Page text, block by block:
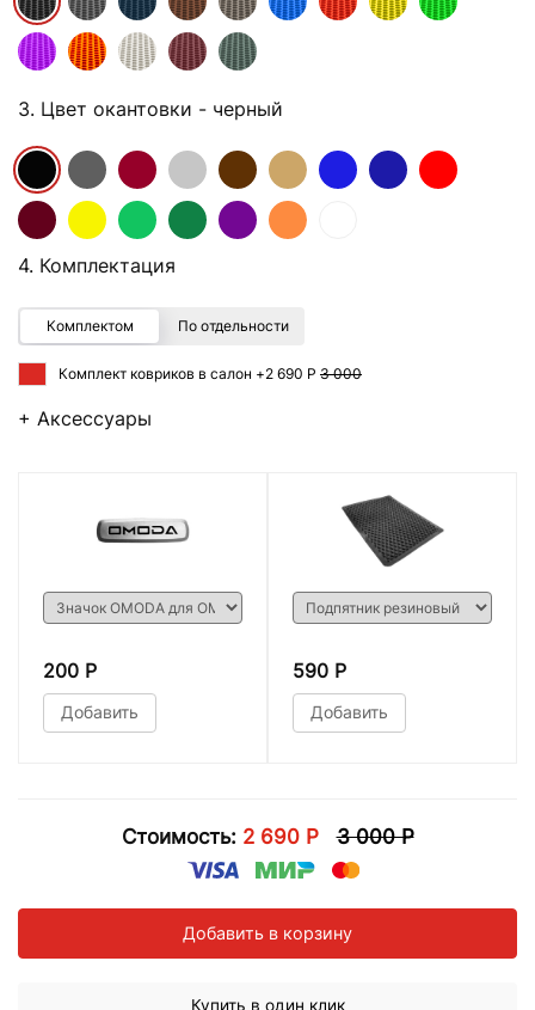
3. Цвет окантовки - черный
4. Комплектация
Комплектом По отдельности
Комплект ковриков в салон +2 690 Р 3 000
+ Аксессуары
200 Р
Добавить
590 Р
Добавить
Стоимость: 2 690 Р 3 000 Р
Добавить в корзину
Купить в один клик